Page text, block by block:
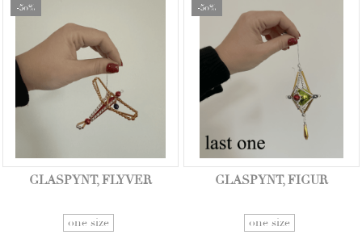
-50%
GLASPYNT, FLYVER
one size
-50%
GLASPYNT, FIGUR
one size